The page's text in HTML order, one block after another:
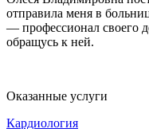
отправила меня в
— профессионал своего
обращусь к ней.
Оказанные услуги
Кардиология